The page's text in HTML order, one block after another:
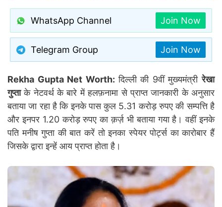
WhatsApp Channel Join Now
Telegram Group Join Now
Rekha Gupta Net Worth:दिल्ली की 9वीं मुख्यमंत्रीरेखा
गुप्ताके नेटवर्थ के बारे में हलफ़नामा से प्राप्त जानकारी के अनुसार
बताया जा रहा है कि इनके पास कुल 5.31 करोड़ रुपए की सम्पत्ति है
और इनपर 1.20 करोड़ रुपए का क़र्ज़ भी बताया गया है। वहीं इनके
पति मनीष गुप्ता की बात करें तो इनका स्पेयर पोर्ट्स का कारोबार हैं
जिसके द्वारा इन्हें आय प्राप्त होता है।